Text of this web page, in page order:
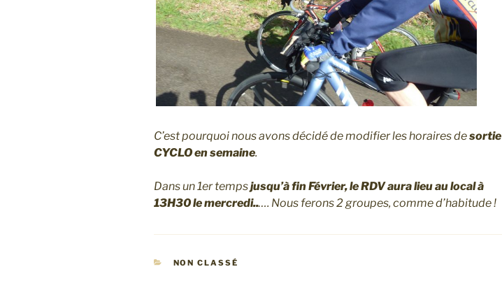
C’est pourquoi nous avons décidé de modifier les horaires desortie
CYCLO en semaine.
Dans un 1er tempsjusqu’à fin Février, le RDV aura lieu au local à
13H30 le mercredi..…. Nous ferons 2 groupes, comme d’habitude !
CATÉGORIES
NON CLASSÉ